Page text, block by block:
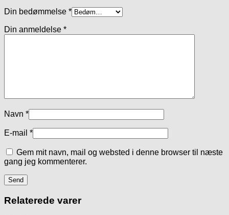
Din bedømmelse *
Din anmeldelse *
Navn *
E-mail *
Gem mit navn, mail og websted i denne browser til næste
gang jeg kommenterer.
Relaterede varer